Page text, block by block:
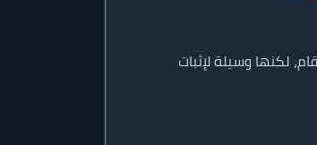
لكنها وسيلة لإثبات